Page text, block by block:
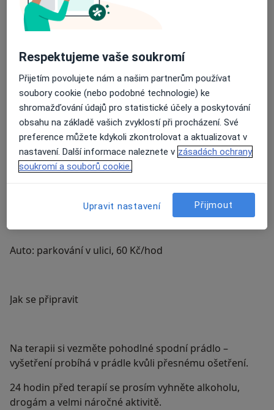
Kde mě najdete
Maďarská 1059/3, Praha 6 – Dejvice
Ordinace je v rodinném domě porostlém psím vínem.
U branky je zvonek „Fyzioterapie“. Můžete zazvonit,
nebo projít spodem doprava kolem schodů až do
čekárny.
Doprava:
Metro: Vítězné náměstí
Auto: parkování v ulici, 60 Kč/hod
Jak se připravit
Na terapii si vezměte pohodlné spodní prádlo –
vyšetření probíhá v prádle kvůli přesnému ošetření.
24 hodin před terapií se prosím vyhněte alkoholu,
drogám a velmi náročné aktivitě.
Respektujeme vaše soukromí
Přijetím povolujete nám a našim partnerům používat
soubory cookie (nebo podobné technologie) ke
shromažďování údajů pro statistické účely a poskytování
obsahu na základě vašich zvyklostí při procházení. Své
preference můžete kdykoli zkontrolovat a aktualizovat v
nastavení. Další informace naleznete v zásadách ochrany
soukromí a souborů cookie.
Upravit nastavení Přijmout